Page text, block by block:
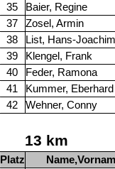
35
Baier, Regine
37
Zosel, Armin
38
List, Hans-Joachim
39
Klengel, Frank
40
Feder, Ramona
41
Kummer, Eberhard
42
Wehner, Conny
13 km
Platz